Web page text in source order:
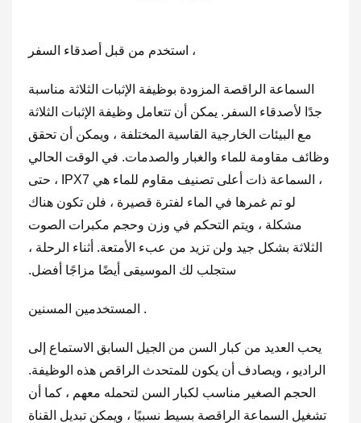
السماعة الراقصة المزودة بوظيفة الإثبات الثلاثة مناسبة
جدًا لأصدقاء السفر. يمكن أن تتعامل وظيفة الإثبات الثلاثة
مع البيئات الخارجية القاسية المختلفة ، ويمكن أن تحقق
وظائف مقاومة للماء والغبار والصدمات. في الوقت الحالي
، السماعة ذات أعلى تصنيف مقاوم للماء هي IPX7 ، حتى
لو تم غمرها في الماء لفترة قصيرة ، فلن تكون هناك
مشكلة ، ويتم التحكم في وزن وحجم مكبرات الصوت
الثلاثة بشكل جيد ولن تزيد من عبء الأمتعة. أثناء الرحلة ،
ستجلب لك الموسيقى أيضًا مزاجًا أفضل.
يحب العديد من كبار السن من الجيل السابق الاستماع إلى
الراديو ، ويصادف أن يكون للمتحدث الراقص هذه الوظيفة.
الحجم الصغير مناسب لكبار السن لتحمله معهم ، كما أن
تشغيل السماعة الراقصة بسيط نسبيًا ، ويمكن تبديل القناة